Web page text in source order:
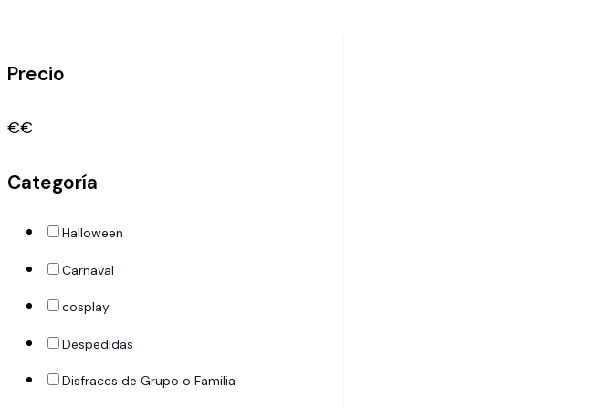
Precio
€€
Categoría
Halloween
Carnaval
cosplay
Despedidas
Disfraces de Grupo o Familia